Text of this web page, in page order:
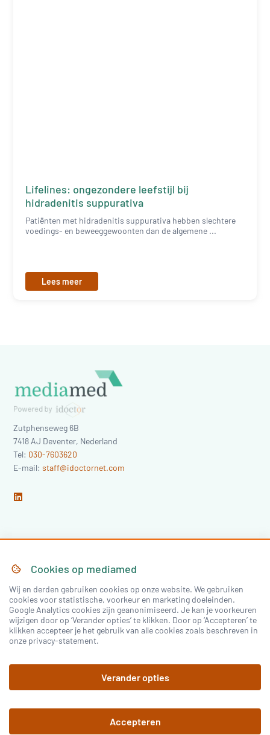
Lifelines: ongezondere leefstijl bij
hidradenitis suppurativa
Patiënten met hidradenitis suppurativa hebben slechtere
voedings- en beweeggewoonten dan de algemene ...
Lees meer
Zutphenseweg 6B
7418 AJ Deventer, Nederland
Tel: 030-7603620
E-mail:staff@idoctornet.com
Home
Nascholing Nieuws & Artikelen
Congressen
Cookies op mediamed
Wij en derden gebruiken cookies op onze website. We gebruiken
cookies voor statistische, voorkeur en marketing doeleinden.
Google Analytics cookies zijn geanonimiseerd. Je kan je voorkeuren
wijzigen door op ‘Verander opties’ te klikken. Door op ‘Accepteren’ te
klikken accepteer je het gebruik van alle cookies zoals beschreven in
onze privacy-statement.
Verander opties
Accepteren